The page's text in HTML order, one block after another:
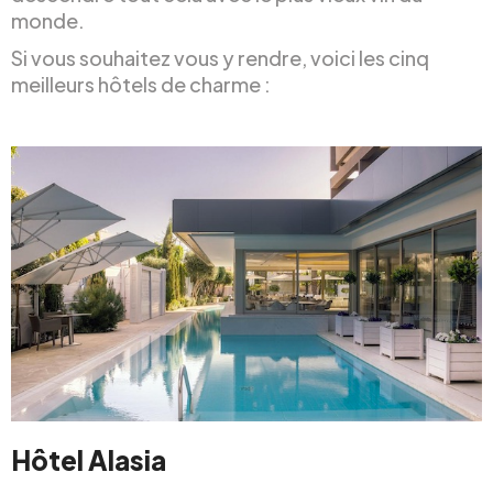
monde.
Si vous souhaitez vous y rendre, voici les cinq
meilleurs hôtels de charme :
Hôtel Alasia